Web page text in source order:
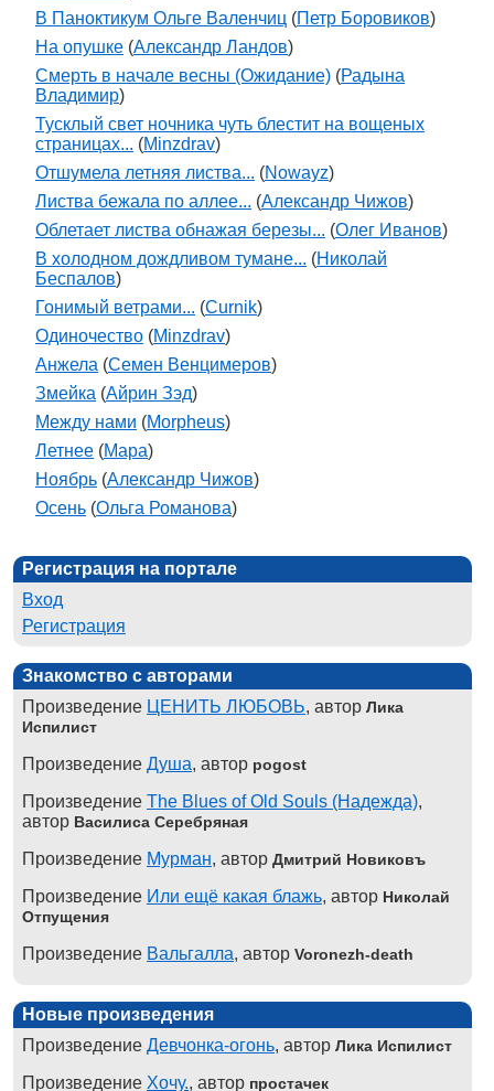
В Паноктикум Ольге Валенчиц (Петр Боровиков)
На опушке (Александр Ландов)
Смерть в начале весны (Ожидание) (Радына
Владимир)
Тусклый свет ночника чуть блестит на вощеных
страницах... (Minzdrav)
Отшумела летняя листва... (Nowayz)
Листва бежала по аллее... (Александр Чижов)
Облетает листва обнажая березы... (Олег Иванов)
В холодном дождливом тумане... (Николай
Беспалов)
Гонимый ветрами... (Curnik)
Одиночество (Minzdrav)
Анжела (Семен Венцимеров)
Змейка (Айрин Зэд)
Между нами (Morpheus)
Летнее (Мара)
Ноябрь (Александр Чижов)
Осень (Ольга Романова)
Регистрация на портале
Вход
Регистрация
Знакомство с авторами
Произведение ЦЕНИТЬ ЛЮБОВЬ, автор Лика
Испилист
Произведение Душа, автор pogost
Произведение The Blues of Old Souls (Надежда),
автор Василиса Серебряная
Произведение Мурман, автор Дмитрий Новиковъ
Произведение Или ещё какая блажь, автор Николай
Отпущения
Произведение Вальгалла, автор Voronezh-death
Новые произведения
Произведение Девчонка-огонь, автор Лика Испилист
Произведение Хочу., автор простачек